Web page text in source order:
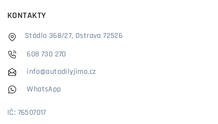
KONTAKTY
Stádlo 368/27, Ostrava 72526
608 730 270
info@autodilyjimo.cz
WhatsApp
IČ: 76507017